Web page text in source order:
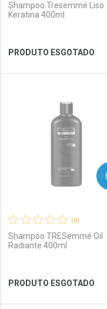
Ver Desconto Convênio
Shampoo Tresemmé Liso
Keratina 400ml
PRODUTO ESGOTADO
Laboratório
Ver Desconto Convênio
Por Menos
(0)
Shampoo TRESemmé Oil
Radiante 400ml
PRODUTO ESGOTADO
AVISE-ME